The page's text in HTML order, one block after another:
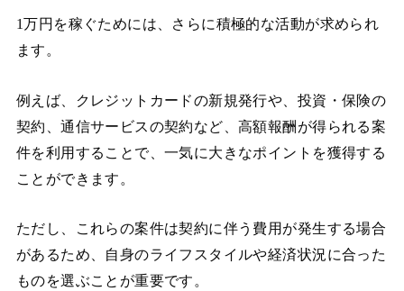
1万円を稼ぐためには、さらに積極的な活動が求められ
ます。
例えば、クレジットカードの新規発行や、投資・保険の
契約、通信サービスの契約など、高額報酬が得られる案
件を利用することで、一気に大きなポイントを獲得する
ことができます。
ただし、これらの案件は契約に伴う費用が発生する場合
があるため、自身のライフスタイルや経済状況に合った
ものを選ぶことが重要です。